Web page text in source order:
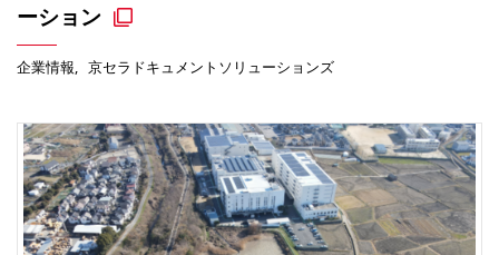
ーション
企業情報 京セラドキュメントソリューションズ